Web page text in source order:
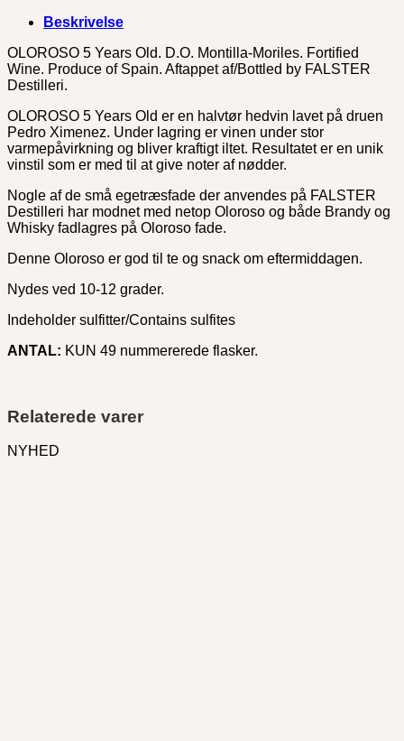
Beskrivelse
OLOROSO 5 Years Old. D.O. Montilla-Moriles. Fortified
Wine. Produce of Spain. Aftappet af/Bottled by FALSTER
Destilleri.
OLOROSO 5 Years Old er en halvtør hedvin lavet på druen
Pedro Ximenez. Under lagring er vinen under stor
varmepåvirkning og bliver kraftigt iltet. Resultatet er en unik
vinstil som er med til at give noter af nødder.
Nogle af de små egetræsfade der anvendes på FALSTER
Destilleri har modnet med netop Oloroso og både Brandy og
Whisky fadlagres på Oloroso fade.
Denne Oloroso er god til te og snack om eftermiddagen.
Nydes ved 10-12 grader.
Indeholder sulfitter/Contains sulfites
ANTAL: KUN 49 nummererede flasker.
Relaterede varer
NYHED